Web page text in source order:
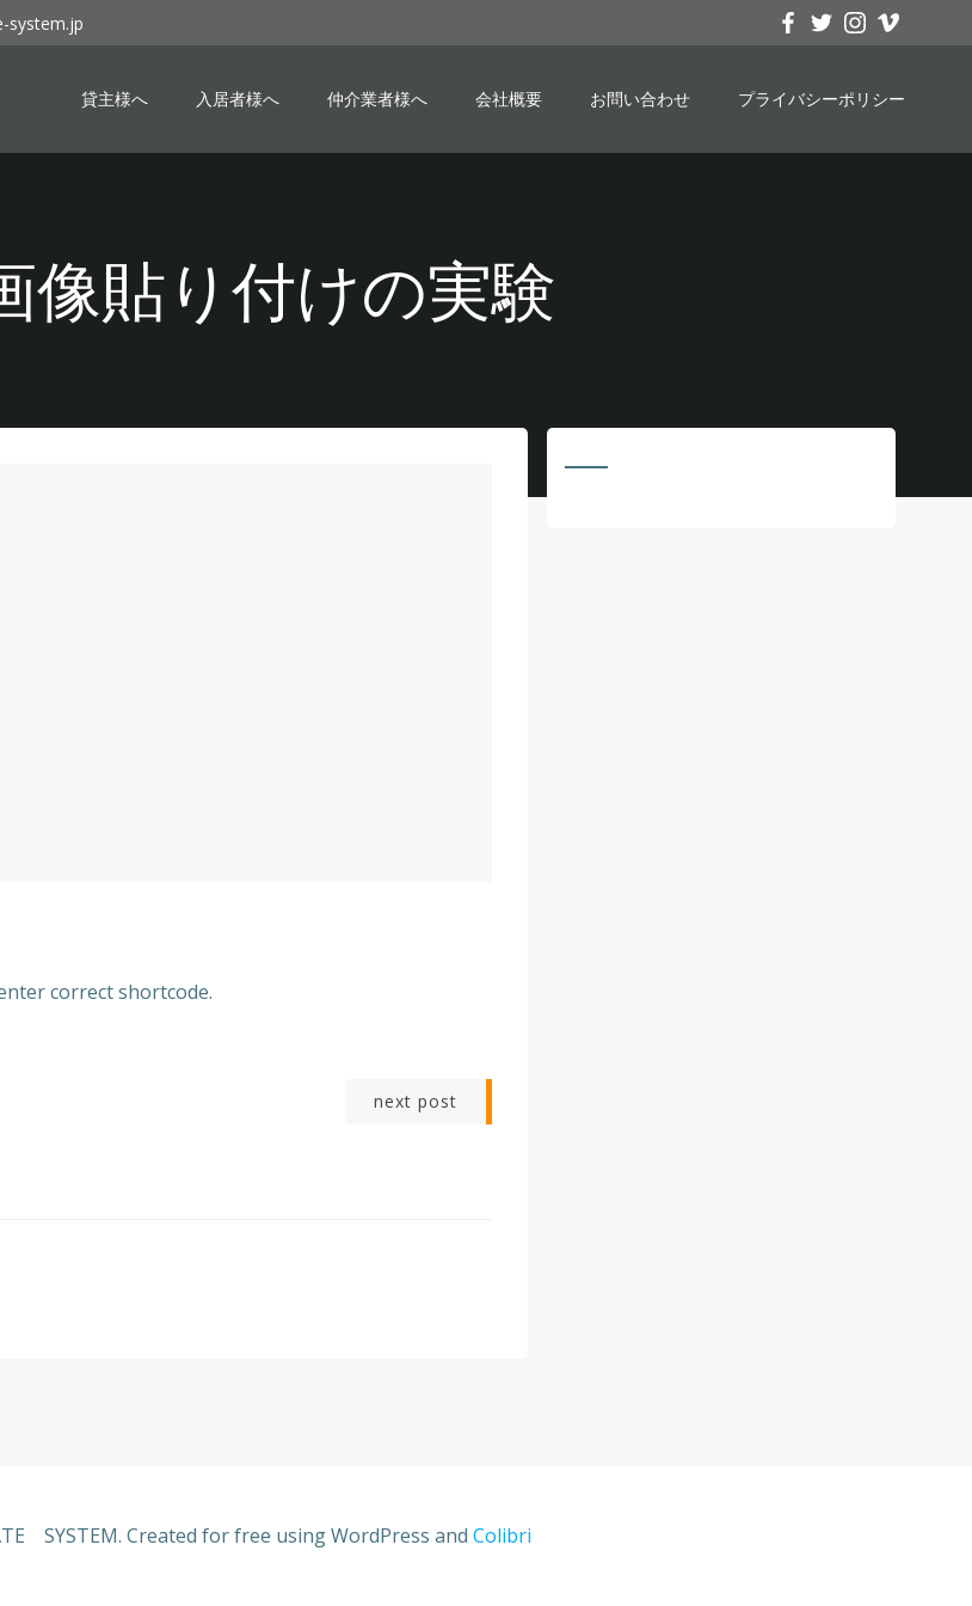
system.jp
貸主様へ 入居者様へ 仲介業者様へ 会社概要 お問い合わせ プライバシーポリシー
像貼り付けの実験
correct shortcode.
next post
SYSTEM. Created for free using WordPress and Colibri